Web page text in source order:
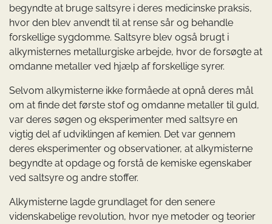
begyndte at bruge saltsyre i deres medicinske praksis,
hvor den blev anvendt til at rense sår og behandle
forskellige sygdomme. Saltsyre blev også brugt i
alkymisternes metallurgiske arbejde, hvor de forsøgte at
omdanne metaller ved hjælp af forskellige syrer.
Selvom alkymisterne ikke formåede at opnå deres mål
om at finde det første stof og omdanne metaller til guld,
var deres søgen og eksperimenter med saltsyre en
vigtig del af udviklingen af kemien. Det var gennem
deres eksperimenter og observationer, at alkymisterne
begyndte at opdage og forstå de kemiske egenskaber
ved saltsyre og andre stoffer.
Alkymisterne lagde grundlaget for den senere
videnskabelige revolution, hvor nye metoder og teorier